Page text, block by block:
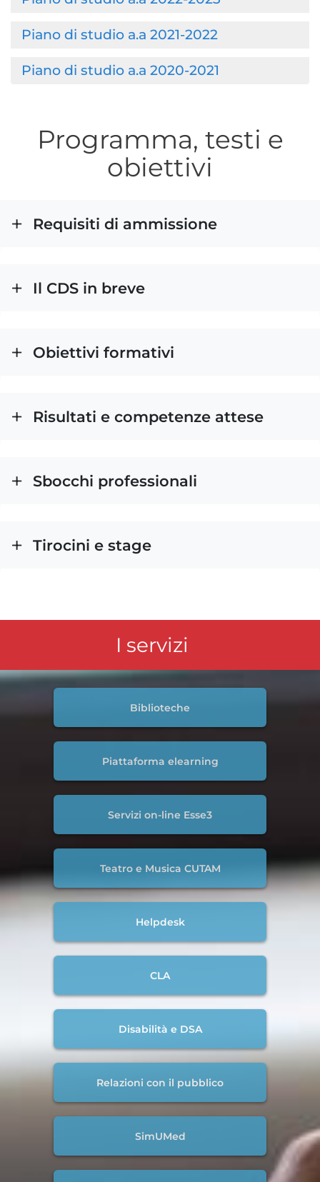
Piano di studio a.a 2021-2022
Piano di studio a.a 2020-2021
Programma, testi e
obiettivi
Requisiti di ammissione
Il CDS in breve
Obiettivi formativi
Risultati e competenze attese
Sbocchi professionali
Tirocini e stage
I servizi
Biblioteche
Piattaforma elearning
Servizi on-line Esse3
Teatro e Musica CUTAM
Helpdesk
CLA
Disabilità e DSA
Relazioni con il pubblico
SimUMed